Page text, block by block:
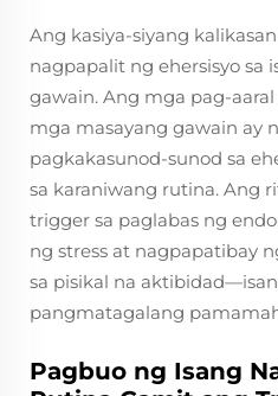
Ang kasiya-siyang
nagpapalit ng ehersisyo sa
gawain. Ang mga pag-
mga masayang gawain ay
pagkakasunod-sunod sa
sa karaniwang rutina. Ang
trigger sa paglabas ng
ng stress at nagpapatibay
sa pisikal na
pangmatagalang
Pagbuo ng Isang